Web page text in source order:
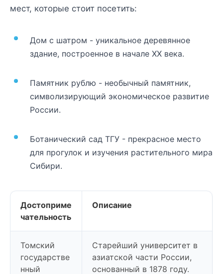
мест, которые стоит посетить:
Дом с шатром - уникальное деревянное
здание, построенное в начале XX века.
Памятник рублю - необычный памятник,
символизирующий экономическое развитие
России.
Ботанический сад ТГУ - прекрасное место
для прогулок и изучения растительного мира
Сибири.
Достоприме
чательность
Описание
Томский
государстве
нный
Старейший университет в
азиатской части России,
основанный в 1878 году.